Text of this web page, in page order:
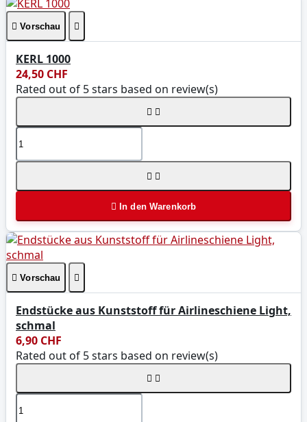
 Vorschau 
KERL 1000
24,50 CHF
Rated out of 5 stars based on review(s)
 
 
 In den Warenkorb
 Vorschau 
Endstücke aus Kunststoff für Airlineschiene Light,
schmal
6,90 CHF
Rated out of 5 stars based on review(s)
 